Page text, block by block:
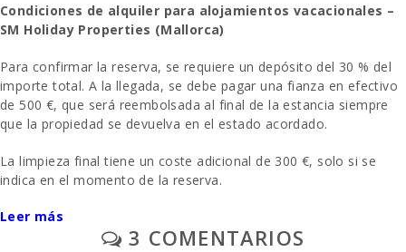
Cocina :
Sala de estar:
Cuarto de
baño - aseo ,
Cuarto de
baño - aseo,
Condiciones de alquiler para alojamientos vacacionales –
SM Holiday Properties (Mallorca)
Para confirmar la reserva, se requiere un depósito del 30 % del
importe total. A la llegada, se debe pagar una fianza en efectivo
de 500 €, que será reembolsada al final de la estancia siempre
que la propiedad se devuelva en el estado acordado.
La limpieza final tiene un coste adicional de 300 €, solo si se
indica en el momento de la reserva.
Las plazas de aparcamiento exteriores o en garaje están
Leer más
3 COMENTARIOS